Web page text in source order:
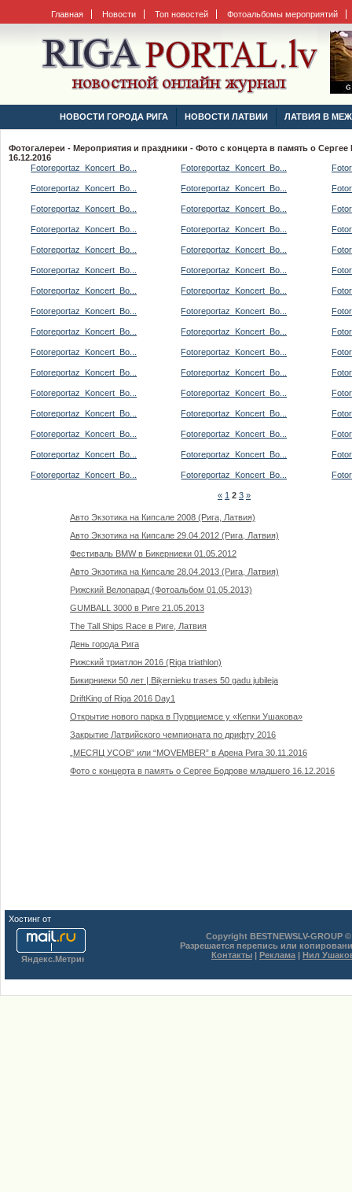
Главная Новости Топ новостей Фотоальбомы мероприятий
НОВОСТИ ГОРОДА РИГА НОВОСТИ ЛАТВИИ ЛАТВИЯ В
Фотогалереи - Мероприятия и праздники - Фото с концерта в память о
16.12.2016
Fotoreportaz_Koncert_Bo...
Fotoreportaz_Koncert_Bo...
Fotoreportaz_Koncert_Bo... Fotoreportaz_Koncert_Bo...
Fotoreportaz_Koncert_Bo... Fotoreportaz_Koncert_Bo...
Fotoreportaz_Koncert_Bo... Fotoreportaz_Koncert_Bo...
Fotoreportaz_Koncert_Bo... Fotoreportaz_Koncert_Bo...
Fotoreportaz_Koncert_Bo... Fotoreportaz_Koncert_Bo...
Fotoreportaz_Koncert_Bo... Fotoreportaz_Koncert_Bo...
Fotoreportaz_Koncert_Bo... Fotoreportaz_Koncert_Bo...
Fotoreportaz_Koncert_Bo... Fotoreportaz_Koncert_Bo...
Fotoreportaz_Koncert_Bo... Fotoreportaz_Koncert_Bo...
Fotoreportaz_Koncert_Bo... Fotoreportaz_Koncert_Bo...
Fotoreportaz_Koncert_Bo... Fotoreportaz_Koncert_Bo...
Fotoreportaz_Koncert_Bo... Fotoreportaz_Koncert_Bo...
Fotoreportaz_Koncert_Bo... Fotoreportaz_Koncert_Bo...
Fotoreportaz_Koncert_Bo... Fotoreportaz_Koncert_Bo...
Fotoreportaz_Koncert_Bo... Fotoreportaz_Koncert_Bo...
« 1 2 3 »
Авто Экзотика на Кипсале 2008 (Рига, Латвия)
Авто Экзотика на Кипсале 29.04.2012 (Рига, Латвия)
Фестиваль BMW в Бикерниеки 01.05.2012
Авто Экзотика на Кипсале 28.04.2013 (Рига, Латвия)
Рижский Велопарад (Фотоальбом 01.05.2013)
GUMBALL 3000 в Риге 21.05.2013
The Tall Ships Race в Риге, Латвия
День города Рига
Рижский триатлон 2016 (Riga triathlon)
Бикирниеки 50 лет | Biķernieku trases 50 gadu jubileja
DriftKing of Riga 2016 Day1
Открытие нового парка в Пурвциемсе у «Кепки Ушакова»
Закрытие Латвийского чемпионата по дрифту 2016
„МЕСЯЦ УСОВ” или “MOVEMBER” в Арена Рига 30.11.2016
Фото с концерта в память о Сергее Бодрове младшего 16.12.2016
Хостинг от
Copyright BESTNEWSLV-GROUP
Разрешается перепись или
Контакты | Реклама | Нил